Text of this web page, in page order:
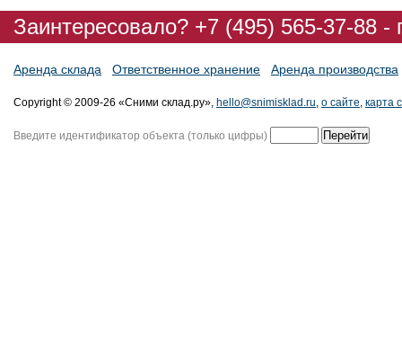
Заинтересовало? +7 (495) 565-37-88
Аренда склада Ответственное хранение Аренда производства
Copyright © 2009-26 «Сними склад.ру», hello@snimisklad.ru, о сайте, карта
Введите идентификатор объекта (только цифры)